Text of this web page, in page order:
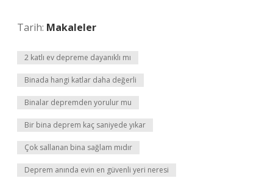
Tarih: Makaleler
2 katlı ev depreme dayanıklı mı
Binada hangi katlar daha değerli
Binalar depremden yorulur mu
Bir bina deprem kaç saniyede yıkar
Çok sallanan bina sağlam mıdır
Deprem anında evin en güvenli yeri neresi